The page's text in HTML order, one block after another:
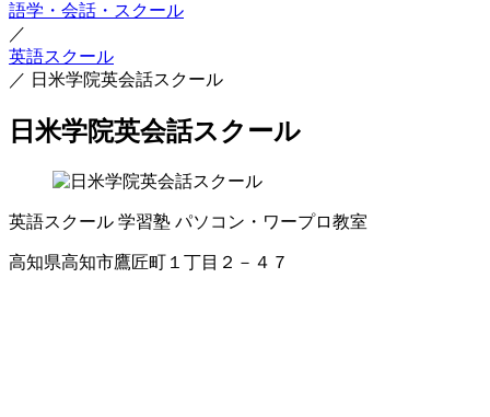
語学・会話・スクール
／
英語スクール
／ 日米学院英会話スクール
日米学院英会話スクール
英語スクール 学習塾 パソコン・ワープロ教室
高知県高知市鷹匠町１丁目２－４７